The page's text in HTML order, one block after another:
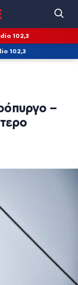
102,3
102,3
–